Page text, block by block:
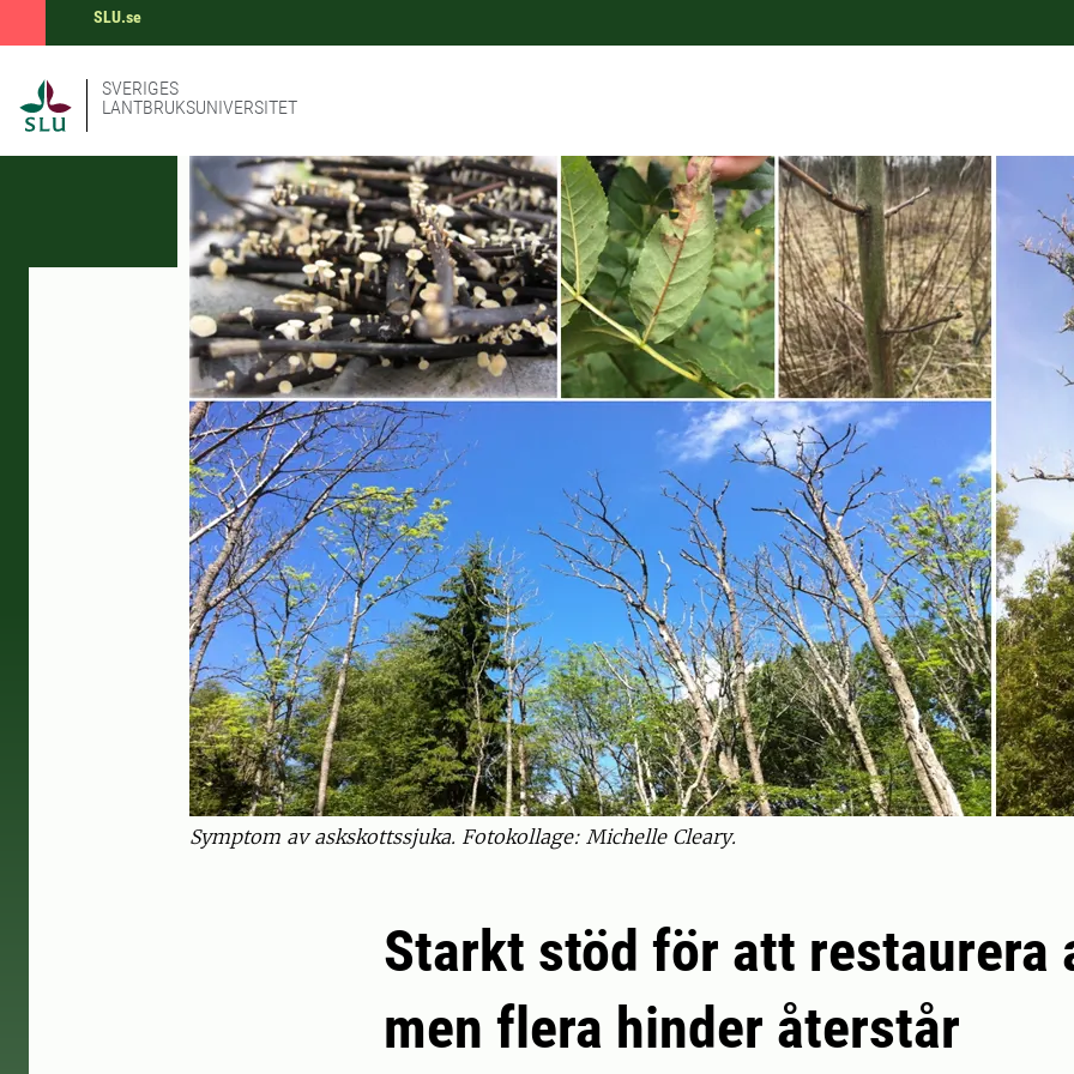
SLU.se
SVERIGES
LANTBRUKSUNIVERSITET
Symptom av askskottssjuka. Fotokollage: Michelle Cleary.
Starkt stöd för att restaurera
men flera hinder återstår